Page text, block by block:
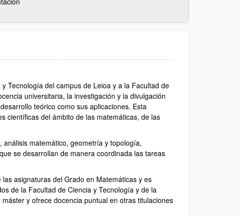
Tecnología del campus de Leioa y a la Facultad de
universitaria, la investigación y la divulgación
teórico como sus aplicaciones. Esta
científicas del ámbito de las matemáticas, de las
matemático, geometría y topología,
se desarrollan de manera coordinada las tareas
asignaturas del Grado en Matemáticas y es
de la Facultad de Ciencia y Tecnología y de la
y ofrece docencia puntual en otras titulaciones